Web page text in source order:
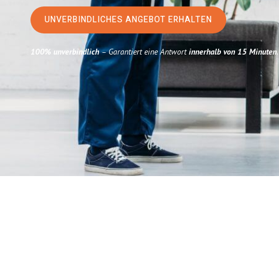
UNVERBINDLICHES ANGEBOT ERHALTEN
100% unverbindlich– Garantiert eine Antwortinnerhalb von 15 Minuten.